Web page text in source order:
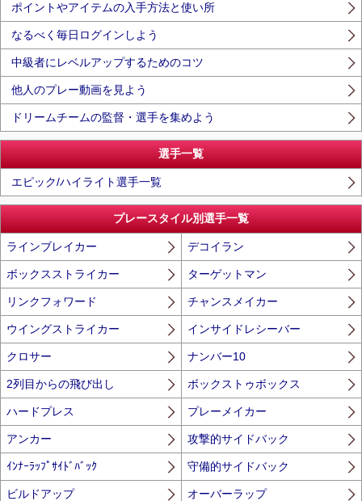
ポイントやアイテムの入手方法と使い所
なるべく毎日ログインしよう
中級者にレベルアップするためのコツ
他人のプレー動画を見よう
ドリームチームの監督・選手を集めよう
選手一覧
エピック/ハイライト選手一覧
プレースタイル別選手一覧
ラインブレイカー デコイラン
ボックスストライカー ターゲットマン
リンクフォワード チャンスメイカー
ウイングストライカー インサイドレシーバー
クロサー ナンバー10
2列目からの飛び出し ボックストゥボックス
ハードプレス プレーメイカー
アンカー 攻撃的サイドバック
ｲﾝﾅｰﾗｯﾌﾟｻｲﾄﾞﾊﾞｯｸ 守備的サイドバック
ビルドアップ オーバーラップ